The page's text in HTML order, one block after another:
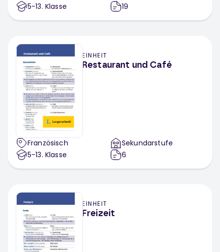
5-13. Klasse
19
EINHEIT
Restaurant und Café
Französisch
5-13. Klasse
Sekundarstufe
6
EINHEIT
Freizeit